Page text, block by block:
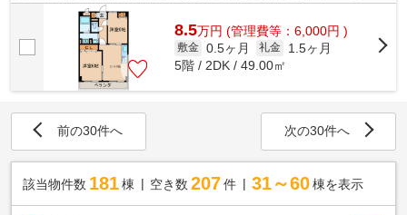
地内ごみ置き場などが揃っております...
8.5万円 (管理費等：6,000円 )
敷金 0.5ヶ月 礼金
1.5ヶ月
5階 / 2DK / 49.00㎡
前の30件へ 次の30件へ
該当物件数 181棟 空き数 207 件 31～60 棟を表示